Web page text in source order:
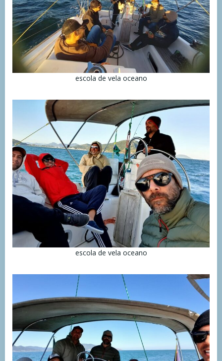
escola de vela oceano
escola de vela oceano